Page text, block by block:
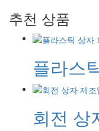
추천 상품
플라스
회전 상